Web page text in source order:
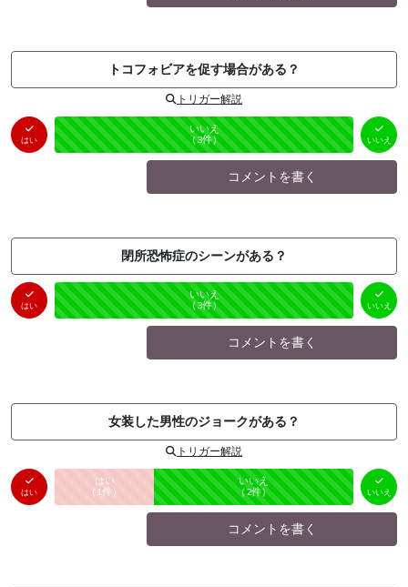
トコフォビアを促す場合がある？
トリガー解説
はい
はい
（0件）
未投票
いいえ
（3件） いいえ
コメントを書く
閉所恐怖症のシーンがある？
はい
はい
（0件）
未投票
いいえ
（3件） いいえ
コメントを書く
女装した男性のジョークがある？
トリガー解説
はい
はい
（ 1件） 未投票
いいえ
（2件） いいえ
コメントを書く